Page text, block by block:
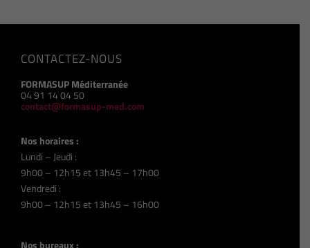
CONTACTEZ-NOUS
FORMASUP Méditerranée
04 91 14 04 50
contact@formasup-med.com
Nos horaires :
Lundi – Jeudi :
9h00 – 12h15 et 13h45 – 17h00
Vendredi :
9h00 – 12h15 et 13h45 – 16h00
Nos bureaux :